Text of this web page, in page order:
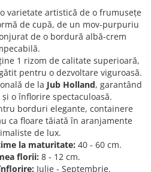
varietate artistică de o frumusețe
de cupă, de un mov-purpuriu
de o bordură albă-crem
1 rizom de calitate superioară,
pentru o dezvoltare viguroasă.
de la Jub Holland, garantând
o înflorire spectaculoasă.
borduri elegante, containere
ca floare tăiată în aranjamente
de lux.
la maturitate: 40 - 60 cm.
florii: 8 - 12 cm.
Iulie - Septembrie.